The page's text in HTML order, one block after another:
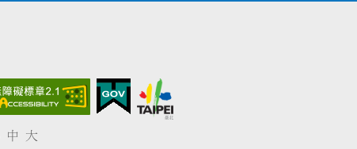
中 大